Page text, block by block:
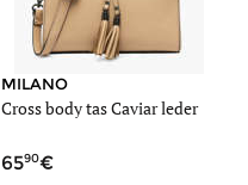
MILANO
Cross body tas Caviar leder
6590